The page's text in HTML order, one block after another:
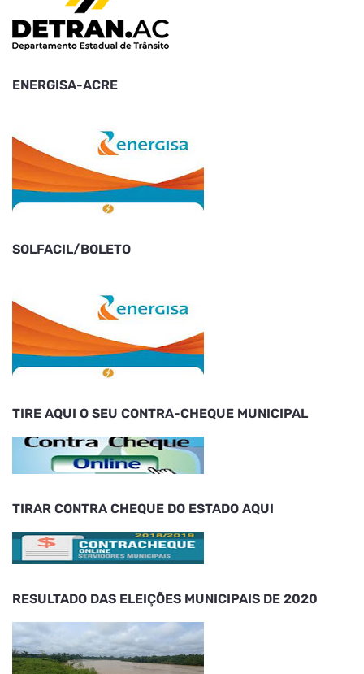
ENERGISA-ACRE
SOLFACIL/BOLETO
TIRE AQUI O SEU CONTRA-CHEQUE MUNICIPAL
TIRAR CONTRA CHEQUE DO ESTADO AQUI
RESULTADO DAS ELEIÇÕES MUNICIPAIS DE 2020